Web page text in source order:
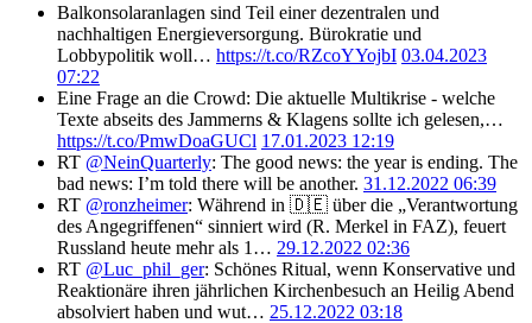
Balkonsolaranlagen sind Teil einer dezentralen und
nachhaltigen Energieversorgung. Bürokratie und
Lobbypolitik woll… https://t.co/RZcoYYojbI 03.04.2023
07:22
Eine Frage an die Crowd: Die aktuelle Multikrise - welche
Texte abseits des Jammerns & Klagens sollte ich gelesen,…
https://t.co/PmwDoaGUCl 17.01.2023 12:19
RT @NeinQuarterly: The good news: the year is ending. The
bad news: I’m told there will be another. 31.12.2022 06:39
RT @ronzheimer: Während in 🇩🇪 über die „Verantwortung
des Angegriffenen“ sinniert wird (R. Merkel in FAZ), feuert
Russland heute mehr als 1… 29.12.2022 02:36
RT @Luc_phil_ger: Schönes Ritual, wenn Konservative und
Reaktionäre ihren jährlichen Kirchenbesuch an Heilig Abend
absolviert haben und wut… 25.12.2022 03:18